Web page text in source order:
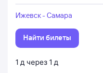
Ижевск - Самара
Найти билеты
1 д через 1 д